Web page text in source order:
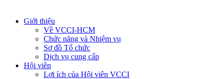
Giới thiệu
Về VCCI-HCM
Chức năng và Nhiệm vụ
Sơ đồ Tổ chức
Dịch vụ cung cấp
Hội viên
Lợi ích của Hội viên VCCI